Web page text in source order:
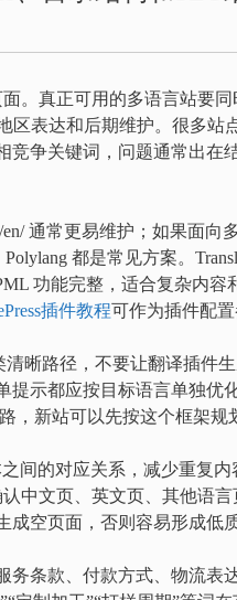
。真正可用的多语言站要同
区表达和后期维护。很多站
争关键词，问题通常出在
通常更易维护；如果面向
都是常见方案。
功能完整，适合复杂内容
插件教程可作为插件配置
清晰路径，不要让翻译插件
示都应按目标语言单独优化
，新站可以先按这个框架规
间的对应关系，减少重复
中文页、英文页、其他语
空页面，否则容易形成低
务条款、付款方式、物流表